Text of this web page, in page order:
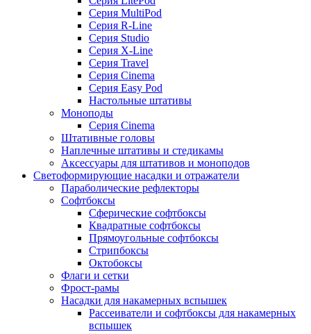
Серия MultiPod
Серия R-Line
Серия Studio
Серия X-Line
Серия Travel
Серия Cinema
Серия Easy Pod
Настольные штативы
Моноподы
Серия Cinema
Штативные головы
Наплечные штативы и стедикамы
Аксессуары для штативов и моноподов
Светоформирующие насадки и отражатели
Параболические рефлекторы
Софтбоксы
Сферические софтбоксы
Квадратные софтбоксы
Прямоугольные софтбоксы
Стрипбоксы
Октобоксы
Флаги и сетки
Фрост-рамы
Насадки для накамерных вспышек
Рассеиватели и софтбоксы для накамерных
вспышек